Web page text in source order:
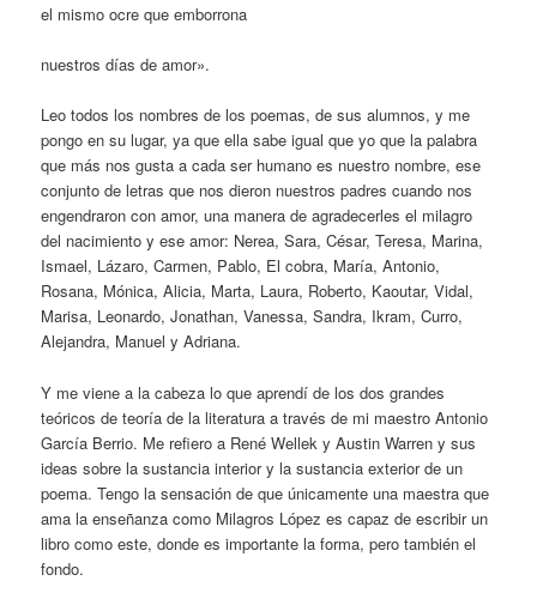
el mismo ocre que emborrona
nuestros días de amor».
Leo todos los nombres de los poemas, de sus alumnos, y me
pongo en su lugar, ya que ella sabe igual que yo que la palabra
que más nos gusta a cada ser humano es nuestro nombre, ese
conjunto de letras que nos dieron nuestros padres cuando nos
engendraron con amor, una manera de agradecerles el milagro
del nacimiento y ese amor: Nerea, Sara, César, Teresa, Marina,
Ismael, Lázaro, Carmen, Pablo, El cobra, María, Antonio,
Rosana, Mónica, Alicia, Marta, Laura, Roberto, Kaoutar, Vidal,
Marisa, Leonardo, Jonathan, Vanessa, Sandra, Ikram, Curro,
Alejandra, Manuel y Adriana.
Y me viene a la cabeza lo que aprendí de los dos grandes
teóricos de teoría de la literatura a través de mi maestro Antonio
García Berrio. Me refiero a René Wellek y Austin Warren y sus
ideas sobre la sustancia interior y la sustancia exterior de un
poema. Tengo la sensación de que únicamente una maestra que
ama la enseñanza como Milagros López es capaz de escribir un
libro como este, donde es importante la forma, pero también el
fondo.